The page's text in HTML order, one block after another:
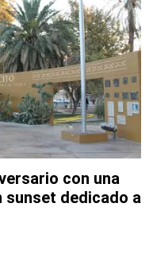
con una
dedicado a